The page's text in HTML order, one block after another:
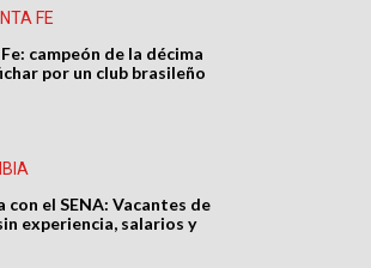
FE
campeón de la décima
por un club brasileño
con el SENA: Vacantes de
experiencia, salarios y